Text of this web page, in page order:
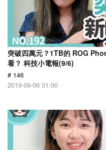
突破四萬元？1TB的 ROG
看？ 科技小電報(9/6)
# 146
2019-09-06 01:00